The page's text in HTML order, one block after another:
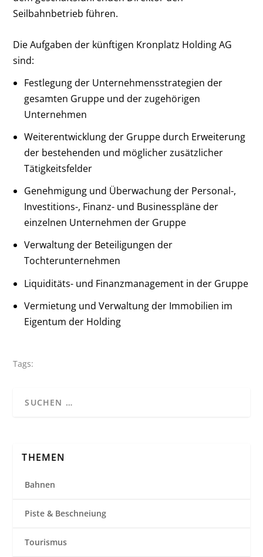
Seilbahnbetrieb führen.
Die Aufgaben der künftigen Kronplatz Holding AG
sind:
Festlegung der Unternehmensstrategien der
gesamten Gruppe und der zugehörigen
Unternehmen
Weiterentwicklung der Gruppe durch Erweiterung
der bestehenden und möglicher zusätzlicher
Tätigkeitsfelder
Genehmigung und Überwachung der Personal-,
Investitions-, Finanz- und Businesspläne der
einzelnen Unternehmen der Gruppe
Verwaltung der Beteiligungen der
Tochterunternehmen
Liquiditäts- und Finanzmanagement in der Gruppe
Vermietung und Verwaltung der Immobilien im
Eigentum der Holding
Tags:
THEMEN
Bahnen
Piste & Beschneiung
Tourismus